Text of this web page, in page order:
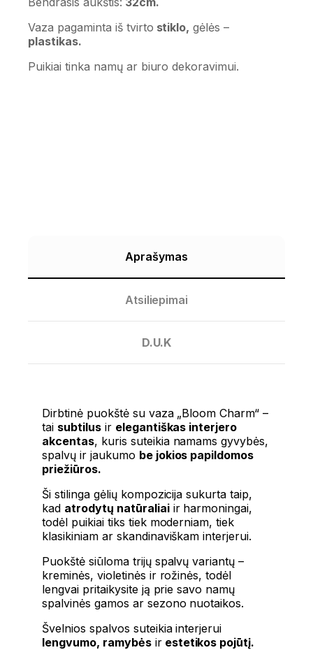
Vaza pagaminta iš tvirto stiklo, gėlės –
plastikas.
Puikiai tinka namų ar biuro dekoravimui.
Aprašymas
Atsiliepimai
D.U.K
Dirbtinė puokštė su vaza „Bloom Charm“ –
tai subtilusir elegantiškas interjero
akcentas, kuris suteikia namams gyvybės,
spalvų ir jaukumo be jokios papildomos
priežiūros.
Ši stilinga gėlių kompozicija sukurta taip,
kad atrodytų natūraliaiir harmoningai,
todėl puikiai tiks tiek moderniam, tiek
klasikiniam ar skandinaviškam interjerui.
Puokštė siūloma trijų spalvų variantų –
kreminės, violetinės ir rožinės, todėl
lengvai pritaikysite ją prie savo namų
spalvinės gamos ar sezono nuotaikos.
Švelnios spalvos suteikia interjerui
lengvumo, ramybėsirestetikos pojūtį.